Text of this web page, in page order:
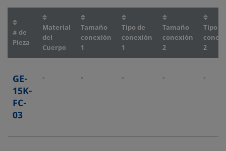
# de
Pieza
Material
del
Cuerpo
Tamaño
conexión
1
Tipo de
conexión
1
Tamaño
conexión
2
Tipo
2
GE-
15K-
FC-
03
- - - - -